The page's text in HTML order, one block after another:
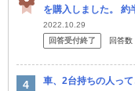
を購入しました。 約
ろ、タイヤがバース
2022.10.29
回答受付終了
回答数
車、2台持ちの人っ